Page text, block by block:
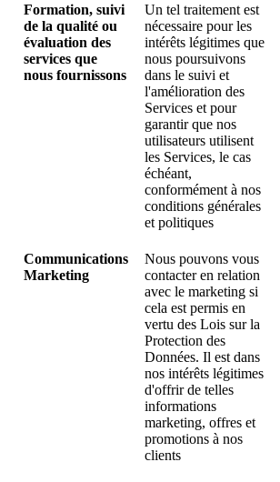
Formation, suivi
de la qualité ou
évaluation des
services que
nous fournissons
Un tel traitement est
nécessaire pour les
intérêts légitimes que
nous poursuivons
dans le suivi et
l'amélioration des
Services et pour
garantir que nos
utilisateurs utilisent
les Services, le cas
échéant,
conformément à nos
conditions générales
et politiques
Communications
Marketing
Nous pouvons vous
contacter en relation
avec le marketing si
cela est permis en
vertu des Lois sur la
Protection des
Données. Il est dans
nos intérêts légitimes
d'offrir de telles
informations
marketing, offres et
promotions à nos
clients